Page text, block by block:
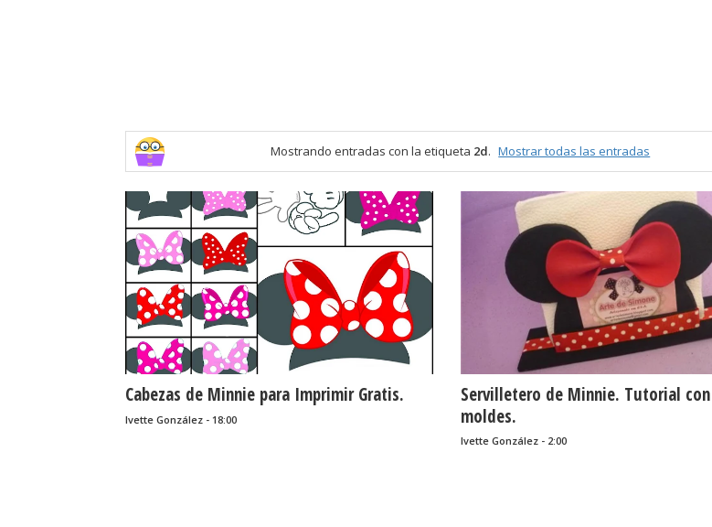
Mostrando entradas con la etiqueta 2d. Mostrar todas las entradas
Cabezas de Minnie para Imprimir Gratis.
Ivette González - 18:00
Servilletero de Minnie. Tutorial con
moldes.
Ivette González - 2:00